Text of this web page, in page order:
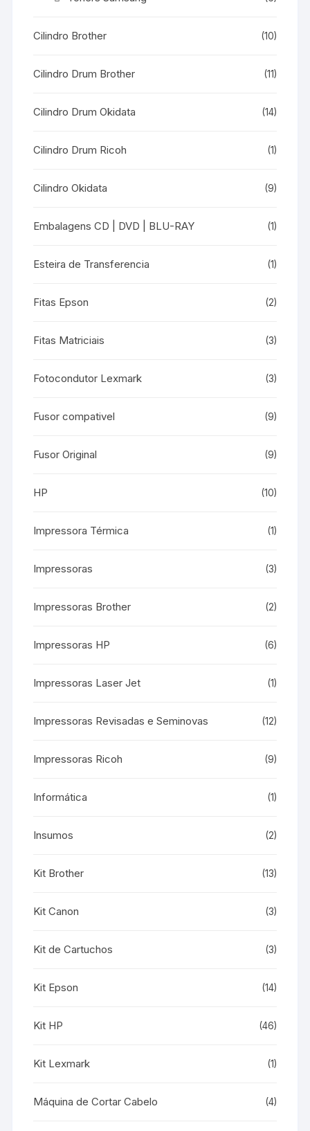
Cilindro Brother (10)
Cilindro Drum Brother (11)
Cilindro Drum Okidata (14)
Cilindro Drum Ricoh (1)
Cilindro Okidata (9)
Embalagens CD | DVD | BLU-RAY (1)
Esteira de Transferencia (1)
Fitas Epson (2)
Fitas Matriciais (3)
Fotocondutor Lexmark (3)
Fusor compativel (9)
Fusor Original (9)
HP (10)
Impressora Térmica (1)
Impressoras (3)
Impressoras Brother (2)
Impressoras HP (6)
Impressoras Laser Jet (1)
Impressoras Revisadas e Seminovas (12)
Impressoras Ricoh (9)
Informática (1)
Insumos (2)
Kit Brother (13)
Kit Canon (3)
Kit de Cartuchos (3)
Kit Epson (14)
Kit HP (46)
Kit Lexmark (1)
Máquina de Cortar Cabelo (4)